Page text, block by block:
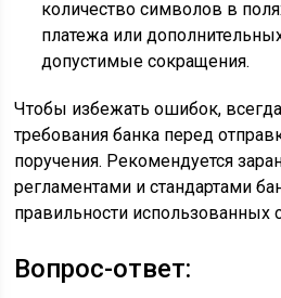
количество символов в
платежа или
допустимые сокращения.
Чтобы избежать ошибок,
требования банка перед
поручения. Рекомендуется
регламентами и стандартами
правильности использованных
Вопрос-ответ: